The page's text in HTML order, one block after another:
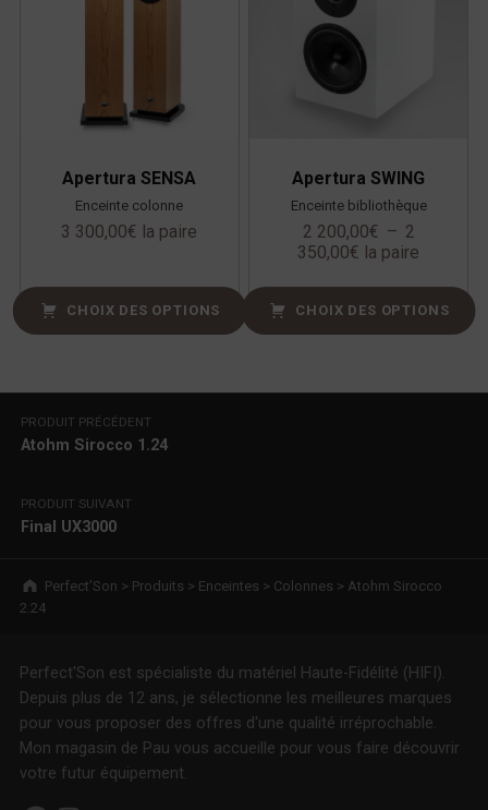
Apertura SENSA
Enceinte colonne
3 300,00€ la paire
CHOIX DES OPTIONS
Apertura SWING
Enceinte bibliothèque
2 200,00€ – 2
350,00€ la paire
CHOIX DES OPTIONS
Navigation de l’article
PRODUIT PRÉCÉDENT
Atohm Sirocco 1.24
PRODUIT SUIVANT
Final UX3000
Breadcrumbs navigation
Perfect’Son > Produits > Enceintes > Colonnes > Atohm Sirocco
2.24
Perfect'Son est spécialiste du matériel Haute-Fidélité (HIFI).
Depuis plus de 12 ans, je sélectionne les meilleures marques
pour vous proposer des offres d'une qualité irréprochable.
Mon magasin de Pau vous accueille pour vous faire découvrir
votre futur équipement.